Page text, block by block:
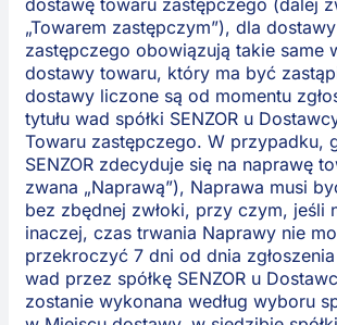
dostawę towaru zastępczego (dalej
„Towarem zastępczym”), dla
zastępczego obowiązują takie same
dostawy towaru, który ma być
dostawy liczone są od momentu
tytułu wad spółki SENZOR u
Towaru zastępczego. W przypadku,
SENZOR zdecyduje się na naprawę
zwana „Naprawą”), Naprawa musi
bez zbędnej zwłoki, przy czym, jeśli
inaczej, czas trwania Naprawy nie
przekroczyć 7 dni od dnia
wad przez spółkę SENZOR u
zostanie wykonana według wyboru